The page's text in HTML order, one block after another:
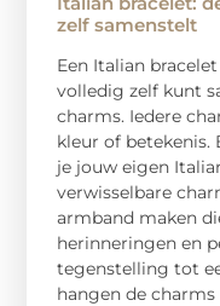
zelf samenstelt
Een Italian
volledig zelf kunt
charms. Iedere
kleur of betekenis.
je jouw eigen
verwisselbare
armband maken
herinneringen en
tegenstelling tot
hangen de